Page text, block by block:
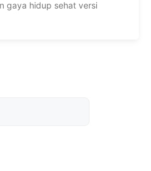
gaya hidup sehat versi